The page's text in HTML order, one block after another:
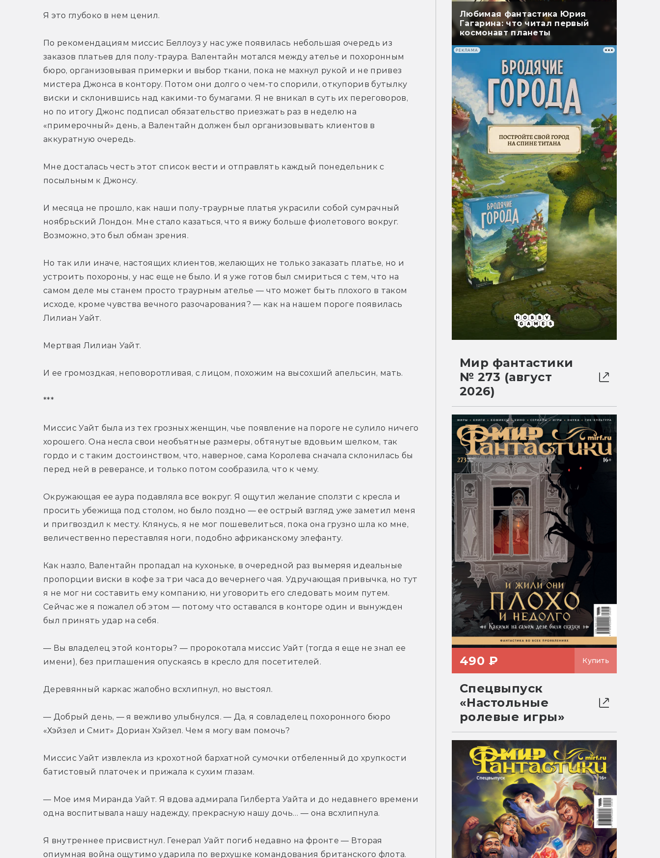
Я это глубоко в нем ценил.
По рекомендациям миссис Беллоуз у нас уже появилась небольшая очередь из
заказов платьев для полу-траура. Валентайн мотался между ателье и похоронным
бюро, организовывая примерки и выбор ткани, пока не махнул рукой и не привез
мистера Джонса в контору. Потом они долго о чем-то спорили, откупорив бутылку
виски и склонившись над какими-то бумагами. Я не вникал в суть их переговоров,
но по итогу Джонс подписал обязательство приезжать раз в неделю на
«примерочный» день, а Валентайн должен был организовывать клиентов в
аккуратную очередь.
Мне досталась честь этот список вести и отправлять каждый понедельник с
посыльным к Джонсу.
И месяца не прошло, как наши полу-траурные платья украсили собой сумрачный
ноябрьский Лондон. Мне стало казаться, что я вижу больше фиолетового вокруг.
Возможно, это был обман зрения.
Но так или иначе, настоящих клиентов, желающих не только заказать платье, но и
устроить похороны, у нас еще не было. И я уже готов был смириться с тем, что на
самом деле мы станем просто траурным ателье — что может быть плохого в таком
исходе, кроме чувства вечного разочарования? — как на нашем пороге появилась
Лилиан Уайт.
Мертвая Лилиан Уайт.
И ее громоздкая, неповоротливая, с лицом, похожим на высохший апельсин, мать.
***
Миссис Уайт была из тех грозных женщин, чье появление на пороге не сулило ничего
хорошего. Она несла свои необъятные размеры, обтянутые вдовьим шелком, так
гордо и с таким достоинством, что, наверное, сама Королева сначала склонилась бы
перед ней в реверансе, и только потом сообразила, что к чему.
Окружающая ее аура подавляла все вокруг. Я ощутил желание сползти с кресла и
просить убежища под столом, но было поздно — ее острый взгляд уже заметил меня
и пригвоздил к месту. Клянусь, я не мог пошевелиться, пока она грузно шла ко мне,
величественно переставляя ноги, подобно африканскому элефанту.
Как назло, Валентайн пропадал на кухоньке, в очередной раз вымеряя идеальные
пропорции виски в кофе за три часа до вечернего чая. Удручающая привычка, но тут
я не мог ни составить ему компанию, ни уговорить его следовать моим путем.
Сейчас же я пожалел об этом — потому что оставался в конторе один и вынужден
был принять удар на себя.
— Вы владелец этой конторы? — пророкотала миссис Уайт (тогда я еще не знал ее
имени), без приглашения опускаясь в кресло для посетителей.
Деревянный каркас жалобно всхлипнул, но выстоял.
— Добрый день, — я вежливо улыбнулся. — Да, я совладелец похоронного бюро
«Хэйзел и Смит» Дориан Хэйзел. Чем я могу вам помочь?
Миссис Уайт извлекла из крохотной бархатной сумочки отбеленный до хрупкости
батистовый платочек и прижала к сухим глазам.
— Мое имя Миранда Уайт. Я вдова адмирала Гилберта Уайта и до недавнего времени
одна воспитывала нашу надежду, прекрасную нашу дочь… — она всхлипнула.
Я внутреннее присвистнул. Генерал Уайт погиб недавно на фронте — Вторая
опиумная война ощутимо ударила по верхушке командования британского флота.
Любимая фантастика Юрия
Гагарина: что читал первый
космонавт планеты
РЕКЛАМА
Мир фантастики
№ 273 (август
2026)
490 ₽ Купить
Спецвыпуск
«Настольные
ролевые игры»